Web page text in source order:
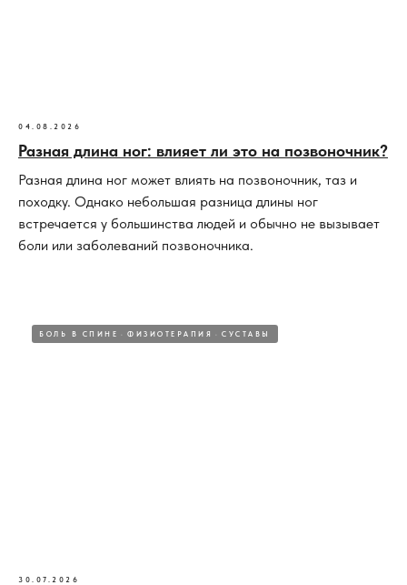
04.08.2026
Разная длина ног: влияет ли это на позвоночник?
Разная длина ног может влиять на позвоночник, таз и
походку. Однако небольшая разница длины ног
встречается у большинства людей и обычно не вызывает
боли или заболеваний позвоночника.
БОЛЬ В СПИНЕ ФИЗИОТЕРАПИЯ СУСТАВЫ
30.07.2026